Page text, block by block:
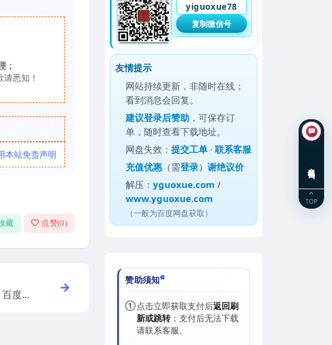
；
悉知！
本站免责声明
藏 点赞(0)
度
yiguoxue78
复制微信号
友情提示
网站持续更新，非随时在线；
看到消息会回复。
建议登录后赞助 ，可保存订
单，随时查看下载地址。
网盘失效：提交工单 ·联系客服
充值优惠 （需登录）谢绝议价
解压：yguoxue.com /
www.yguoxue.com
（一般为百度网盘获取）
赞助须知
①点击立即获取支付后返回刷
新或跳转；支付后无法下载
请联系客服。
TOP